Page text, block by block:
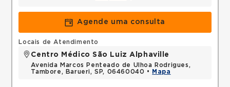
Agende uma consulta
Locais de Atendimento
Centro Médico São Luiz Alphaville
Avenida Marcos Penteado de Ulhoa Rodrigues,
Tambore, Barueri, SP, 06460040 •
Mapa